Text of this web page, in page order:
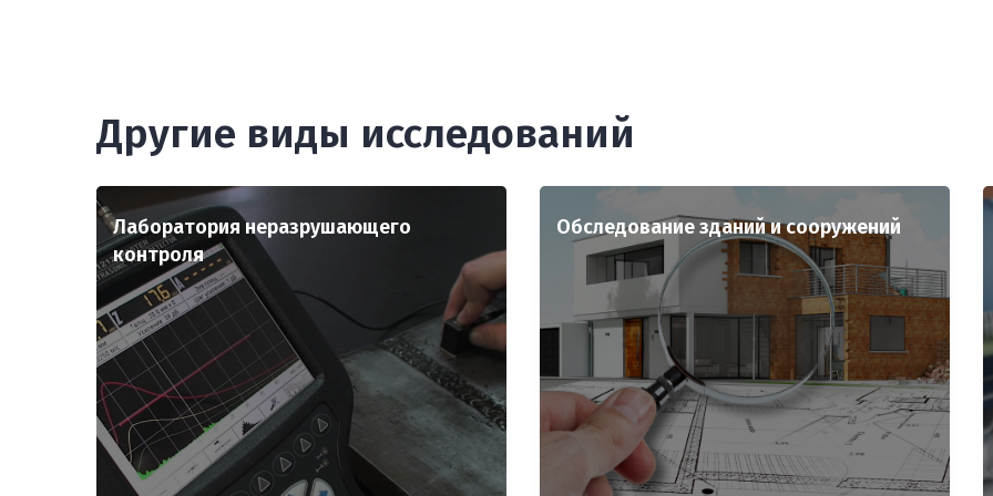
Другие виды исследований
Лаборатория неразрушающего
контроля
Обследование зданий и сооружений
Обследование объекта проводят с целью
определить его техническое состояние,
физический износ, дефекты конструкций
и инженерных систем, оценить их
эксплуатационные качества и
спрогнозировать будущие изменения
объекта.
Осуществляет полный комплекс
испытаний и исследований при
строительстве и реконструкции объектов
промышленного и гражданского
назначения и особо опасных объектов
капитального строительства